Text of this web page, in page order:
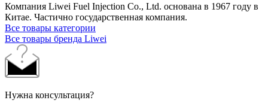
Компания Liwei Fuel Injection Co., Ltd. основана в 1967 году в
Китае. Частично государственная компания.
Все товары категории
Все товары бренда Liwei
Нужна консультация?